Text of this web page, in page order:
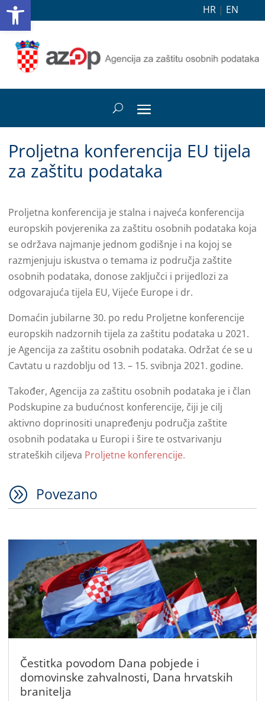
HR | EN
Proljetna konferencija EU tijela
za zaštitu podataka
Proljetna konferencija je stalna i najveća konferencija
europskih povjerenika za zaštitu osobnih podataka koja
se održava najmanje jednom godišnje i na kojoj se
razmjenjuju iskustva o temama iz područja zaštite
osobnih podataka, donose zaključci i prijedlozi za
odgovarajuća tijela EU, Vijeće Europe i dr.
Domaćin jubilarne 30. po redu Proljetne konferencije
europskih nadzornih tijela za zaštitu podataka u 2021.
je Agencija za zaštitu osobnih podataka. Održat će se u
Cavtatu u razdoblju od 13. – 15. svibnja 2021. godine.
Također, Agencija za zaštitu osobnih podataka je i član
Podskupine za budućnost konferencije, čiji je cilj
aktivno doprinositi unapređenju područja zaštite
osobnih podataka u Europi i šire te ostvarivanju
strateških ciljeva Proljetne konferencije.
A Povezano
Čestitka povodom Dana pobjede i
domovinske zahvalnosti, Dana hrvatskih
branitelja